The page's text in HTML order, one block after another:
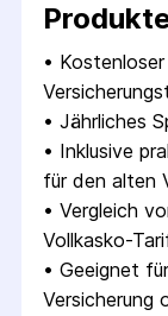
•
• Jährliches
• Inklusive
für den alten
• Vergleich
Vollkasko-
• Geeignet
Versicherung